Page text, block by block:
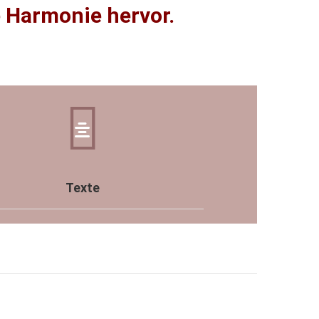
hervor.
Texte